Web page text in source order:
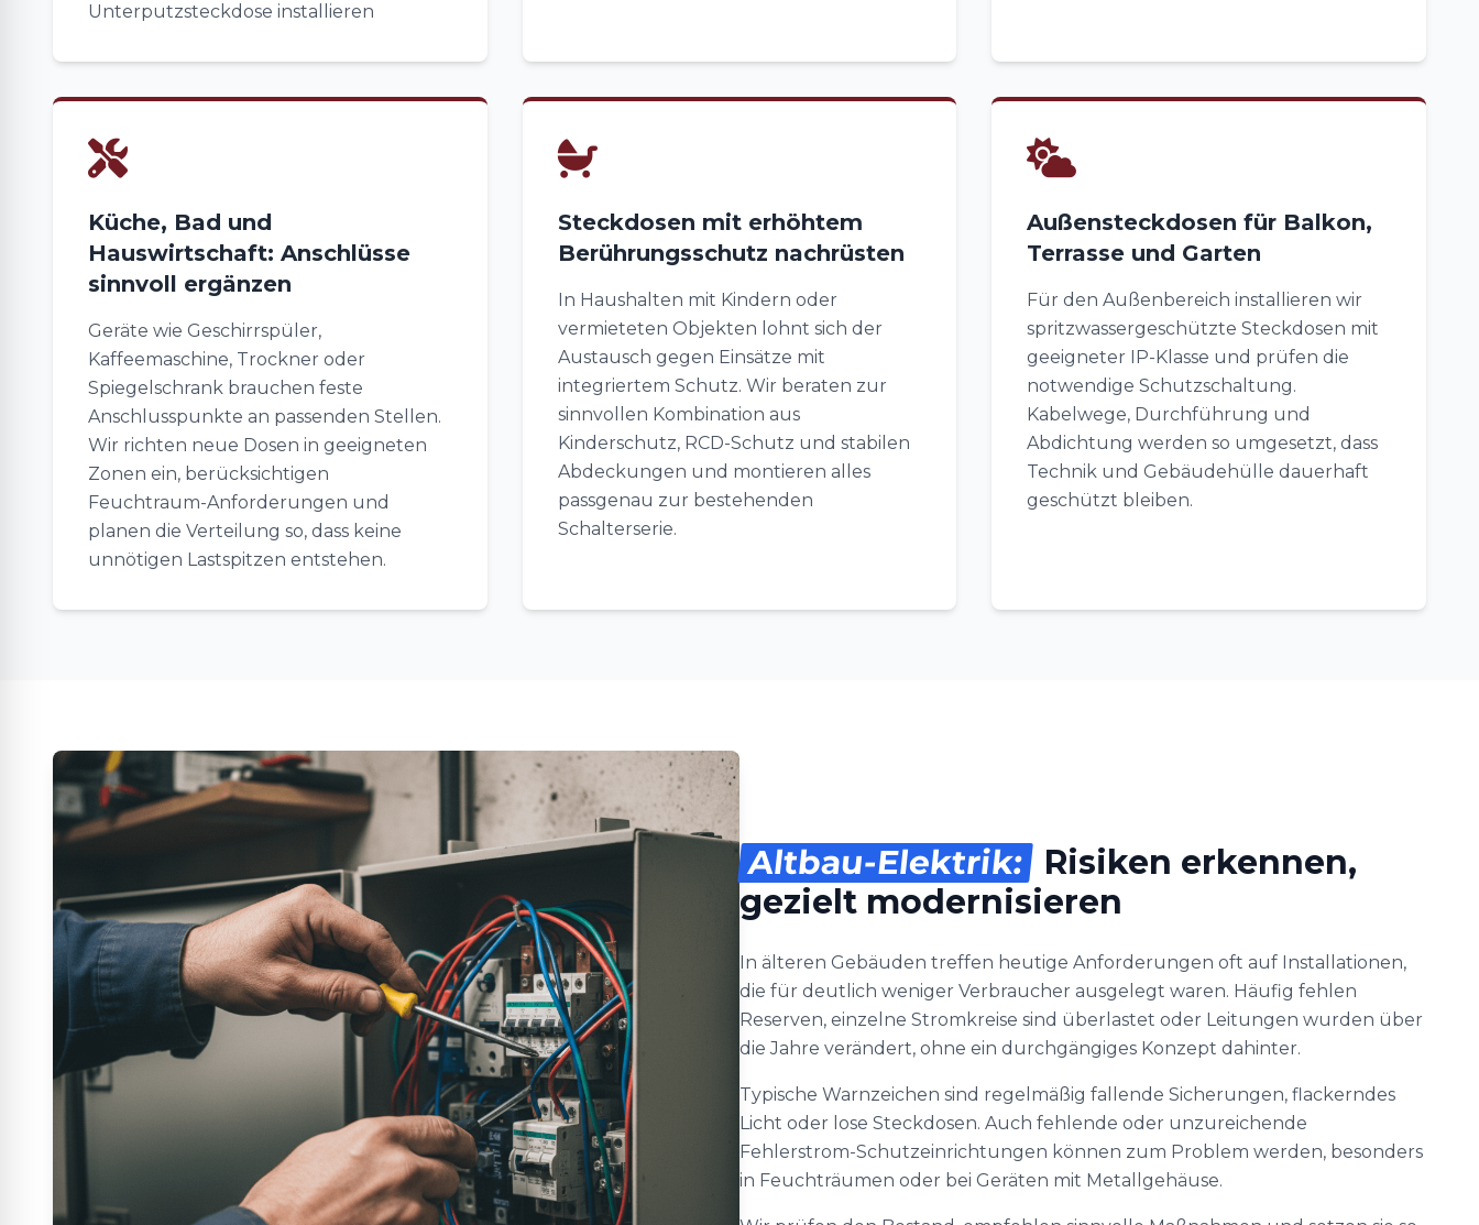
Unterputzsteckdose installieren
Küche, Bad und
Hauswirtschaft: Anschlüsse
sinnvoll ergänzen
Geräte wie Geschirrspüler,
Kaffeemaschine, Trockner oder
Spiegelschrank brauchen feste
Anschlusspunkte an passenden Stellen.
Wir richten neue Dosen in geeigneten
Zonen ein, berücksichtigen
Feuchtraum-Anforderungen und
planen die Verteilung so, dass keine
unnötigen Lastspitzen entstehen.
Steckdosen mit erhöhtem
Berührungsschutz nachrüsten
In Haushalten mit Kindern oder
vermieteten Objekten lohnt sich der
Austausch gegen Einsätze mit
integriertem Schutz. Wir beraten zur
sinnvollen Kombination aus
Kinderschutz, RCD-Schutz und stabilen
Abdeckungen und montieren alles
passgenau zur bestehenden
Schalterserie.
Außensteckdosen für Balkon,
Terrasse und Garten
Für den Außenbereich installieren wir
spritzwassergeschützte Steckdosen mit
geeigneter IP-Klasse und prüfen die
notwendige Schutzschaltung.
Kabelwege, Durchführung und
Abdichtung werden so umgesetzt, dass
Technik und Gebäudehülle dauerhaft
geschützt bleiben.
Altbau-Elektrik: Risiken erkennen,
gezielt modernisieren
In älteren Gebäuden treffen heutige Anforderungen oft auf Installationen,
die für deutlich weniger Verbraucher ausgelegt waren. Häufig fehlen
Reserven, einzelne Stromkreise sind überlastet oder Leitungen wurden über
die Jahre verändert, ohne ein durchgängiges Konzept dahinter.
Typische Warnzeichen sind regelmäßig fallende Sicherungen, flackerndes
Licht oder lose Steckdosen. Auch fehlende oder unzureichende
Fehlerstrom-Schutzeinrichtungen können zum Problem werden, besonders
in Feuchträumen oder bei Geräten mit Metallgehäuse.